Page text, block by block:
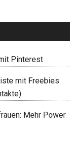
Pinterest
mit Freebies
Mehr Power